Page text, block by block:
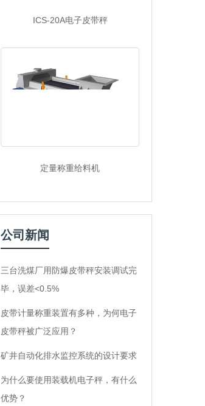
ICS-20A电子皮带秤
定量称重给料机
公司新闻
三台洗煤厂用防爆皮带秤安装调试完
毕，误差<0.5%
皮带计量称重装置有多种，为何电子
皮带秤被广泛应用？
矿井自动化排水监控系统的设计要求
为什么要使用装载机电子秤，有什么
优势？